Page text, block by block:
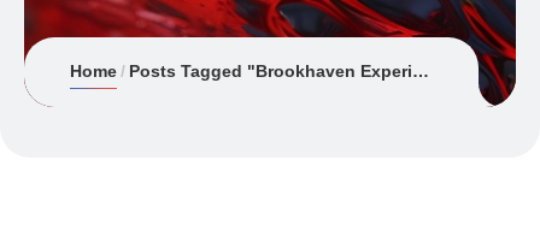
Home Posts Tagged "Brookhaven Experiment"